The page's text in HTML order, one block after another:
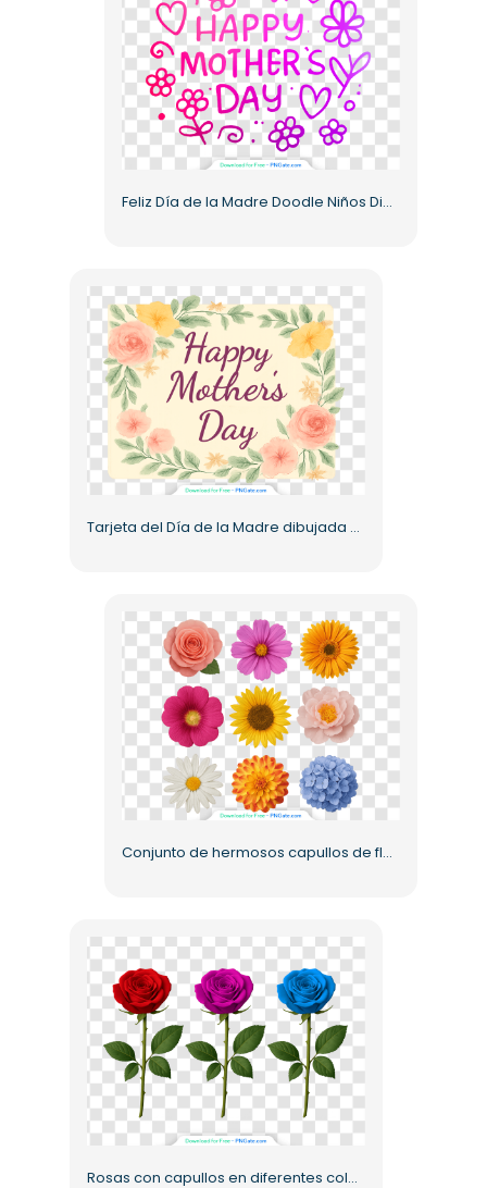
Feliz Día de la Madre Doodle Niños Dibujo PNG Gratis
Tarjeta del Día de la Madre dibujada a mano (PNG) gratis
Conjunto de hermosos capullos de flores de colores PNG gratis
Rosas con capullos en diferentes colores (PNG) gratis